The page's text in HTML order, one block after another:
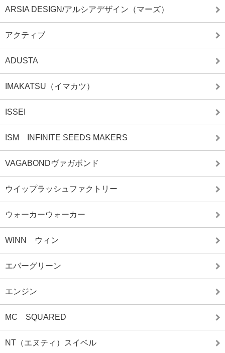
ARSIA DESIGN/アルシアデザイン（マーズ）
アクティブ
ADUSTA
IMAKATSU（イマカツ）
ISSEI
ISM INFINITE SEEDS MAKERS
VAGABONDヴァガボンド
ウイップラッシュファクトリー
ウォーカーウォーカー
WINN ウィン
エバーグリーン
エンジン
MC SQUARED
NT（エヌティ）スイベル